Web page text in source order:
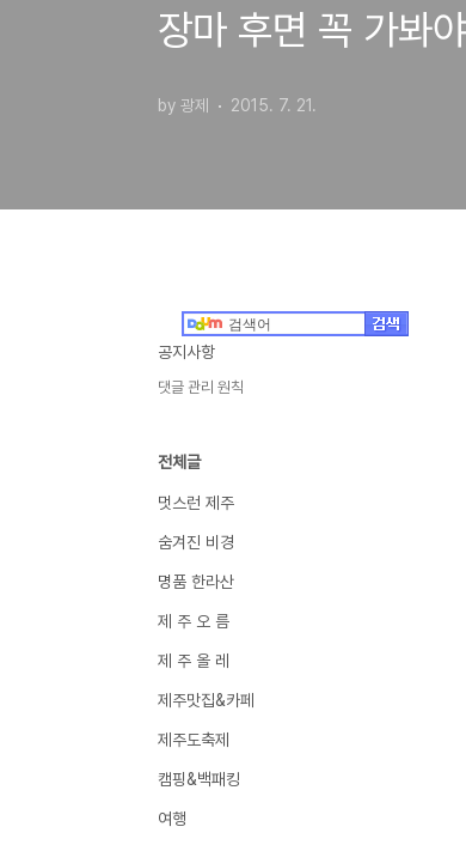
장마 후면 꼭 가봐
by 광제 2015. 7. 21.
공지사항
댓글 관리 원칙
전체글
멋스런 제주
숨겨진 비경
명품 한라산
제 주 오 름
제 주 올 레
제주맛집&카페
제주도축제
캠핑&백패킹
여행